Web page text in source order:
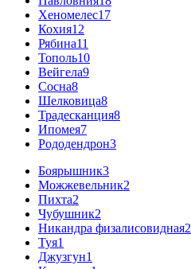
Хеномелес17
Кохия12
Рябина11
Тополь10
Вейгела9
Сосна8
Шелковица8
Традесканция8
Ипомея7
Рододендрон3
Боярышник3
Можжевельник2
Пихта2
Чубушник2
Никандра физалисовидная2
Туя1
Джузгун1